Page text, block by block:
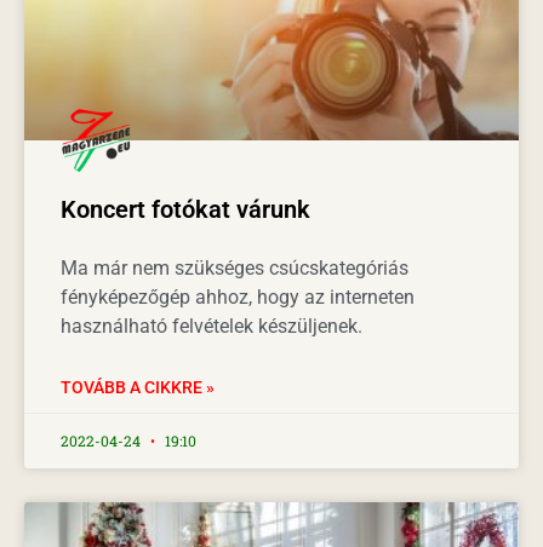
Koncert fotókat várunk
Ma már nem szükséges csúcskategóriás
fényképezőgép ahhoz, hogy az interneten
használható felvételek készüljenek.
TOVÁBB A CIKKRE »
2022-04-24 19:10